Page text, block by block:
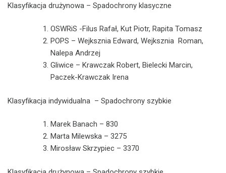
Klasyfikacja drużynowa – Spadochrony klasyczne
OSWRiS -Filus Rafał, Kut Piotr, Rapita Tomasz
POPS – Wejksznia Edward, Wejksznia Roman,
Nalepa Andrzej
Gliwice – Krawczak Robert, Bielecki Marcin,
Paczek-Krawczak Irena
Klasyfikacja indywidualna – Spadochrony szybkie
Marek Banach – 830
Marta Milewska – 3275
Mirosław Skrzypiec – 3370